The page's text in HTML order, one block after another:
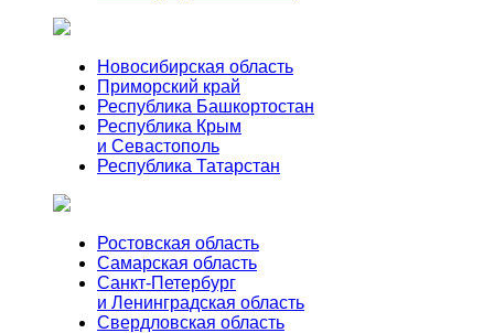
Новосибирская область
Приморский край
Республика Башкортостан
Республика Крым
и Севастополь
Республика Татарстан
Ростовская область
Самарская область
Санкт-Петербург
и Ленинградская область
Свердловская область